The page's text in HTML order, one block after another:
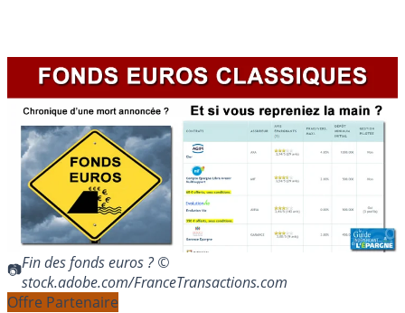
Fin des fonds euros ? ©
stock.adobe.com/FranceTransactions.com
Offre Partenaire